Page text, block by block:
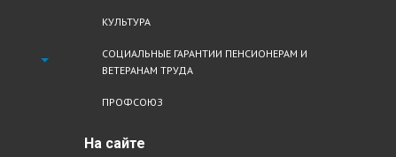
КУЛЬТУРА
СОЦИАЛЬНЫЕ ГАРАНТИИ ПЕНСИОНЕРАМ И
ВЕТЕРАНАМ ТРУДА
ПРОФСОЮЗ
На сайте